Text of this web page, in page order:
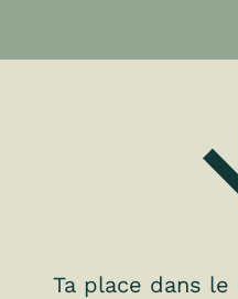
Ta place dans